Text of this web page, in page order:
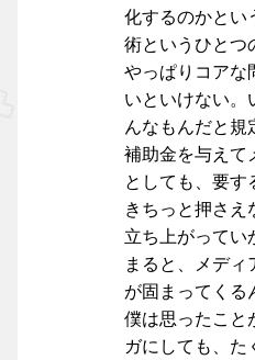
化するのかとい
術というひとつ
やっぱりコアな
いといけない。
んなもんだと規
補助金を与えて
としても、要す
きちっと押さえ
立ち上がってい
まると、メディ
が固まってくる
僕は思ったこと
ガにしても、た